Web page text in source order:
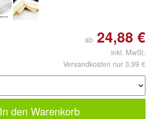
ab 24,88 €
inkl. MwSt.
Versandkosten nur 3,99 €
In den Warenkorb